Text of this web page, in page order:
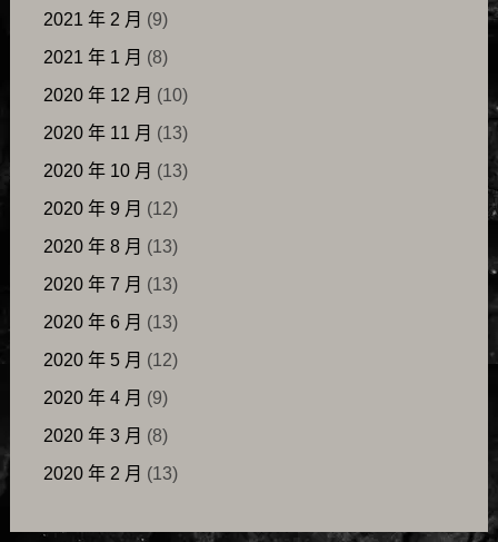
2021 年 2 月 (9)
2021 年 1 月 (8)
2020 年 12 月 (10)
2020 年 11 月 (13)
2020 年 10 月 (13)
2020 年 9 月 (12)
2020 年 8 月 (13)
2020 年 7 月 (13)
2020 年 6 月 (13)
2020 年 5 月 (12)
2020 年 4 月 (9)
2020 年 3 月 (8)
2020 年 2 月 (13)